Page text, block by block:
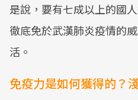
是說，要有七成以上的國
徹底免於武漢肺炎疫情的
活。
免疫力是如何獲得的？